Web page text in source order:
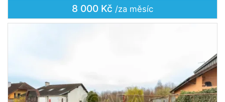
8 000 Kč /za měsíc